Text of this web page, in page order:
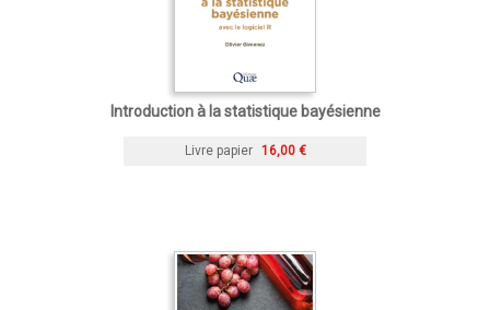
Introduction à la statistique bayésienne
Livre papier 16,00 €